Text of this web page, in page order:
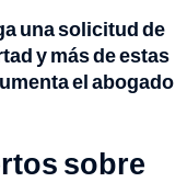
una solicitud de
y más de estas
el abogado
sobre